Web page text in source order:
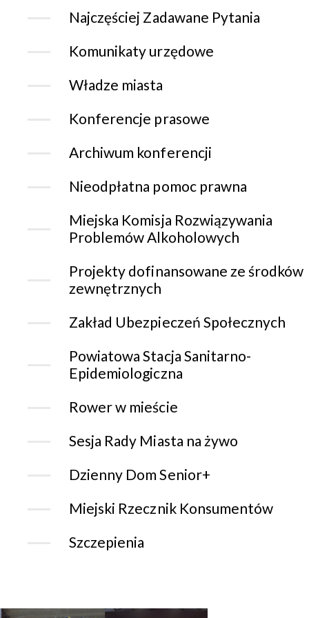
Najczęściej Zadawane Pytania
Komunikaty urzędowe
Władze miasta
Konferencje prasowe
Archiwum konferencji
Nieodpłatna pomoc prawna
Miejska Komisja Rozwiązywania
Problemów Alkoholowych
Projekty dofinansowane ze środków
zewnętrznych
Zakład Ubezpieczeń Społecznych
Powiatowa Stacja Sanitarno-
Epidemiologiczna
Rower w mieście
Sesja Rady Miasta na żywo
Dzienny Dom Senior+
Miejski Rzecznik Konsumentów
Szczepienia